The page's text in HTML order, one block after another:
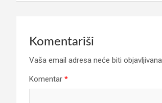
Komentariši
Vaša email adresa neće biti objavljivana.
Komentar *